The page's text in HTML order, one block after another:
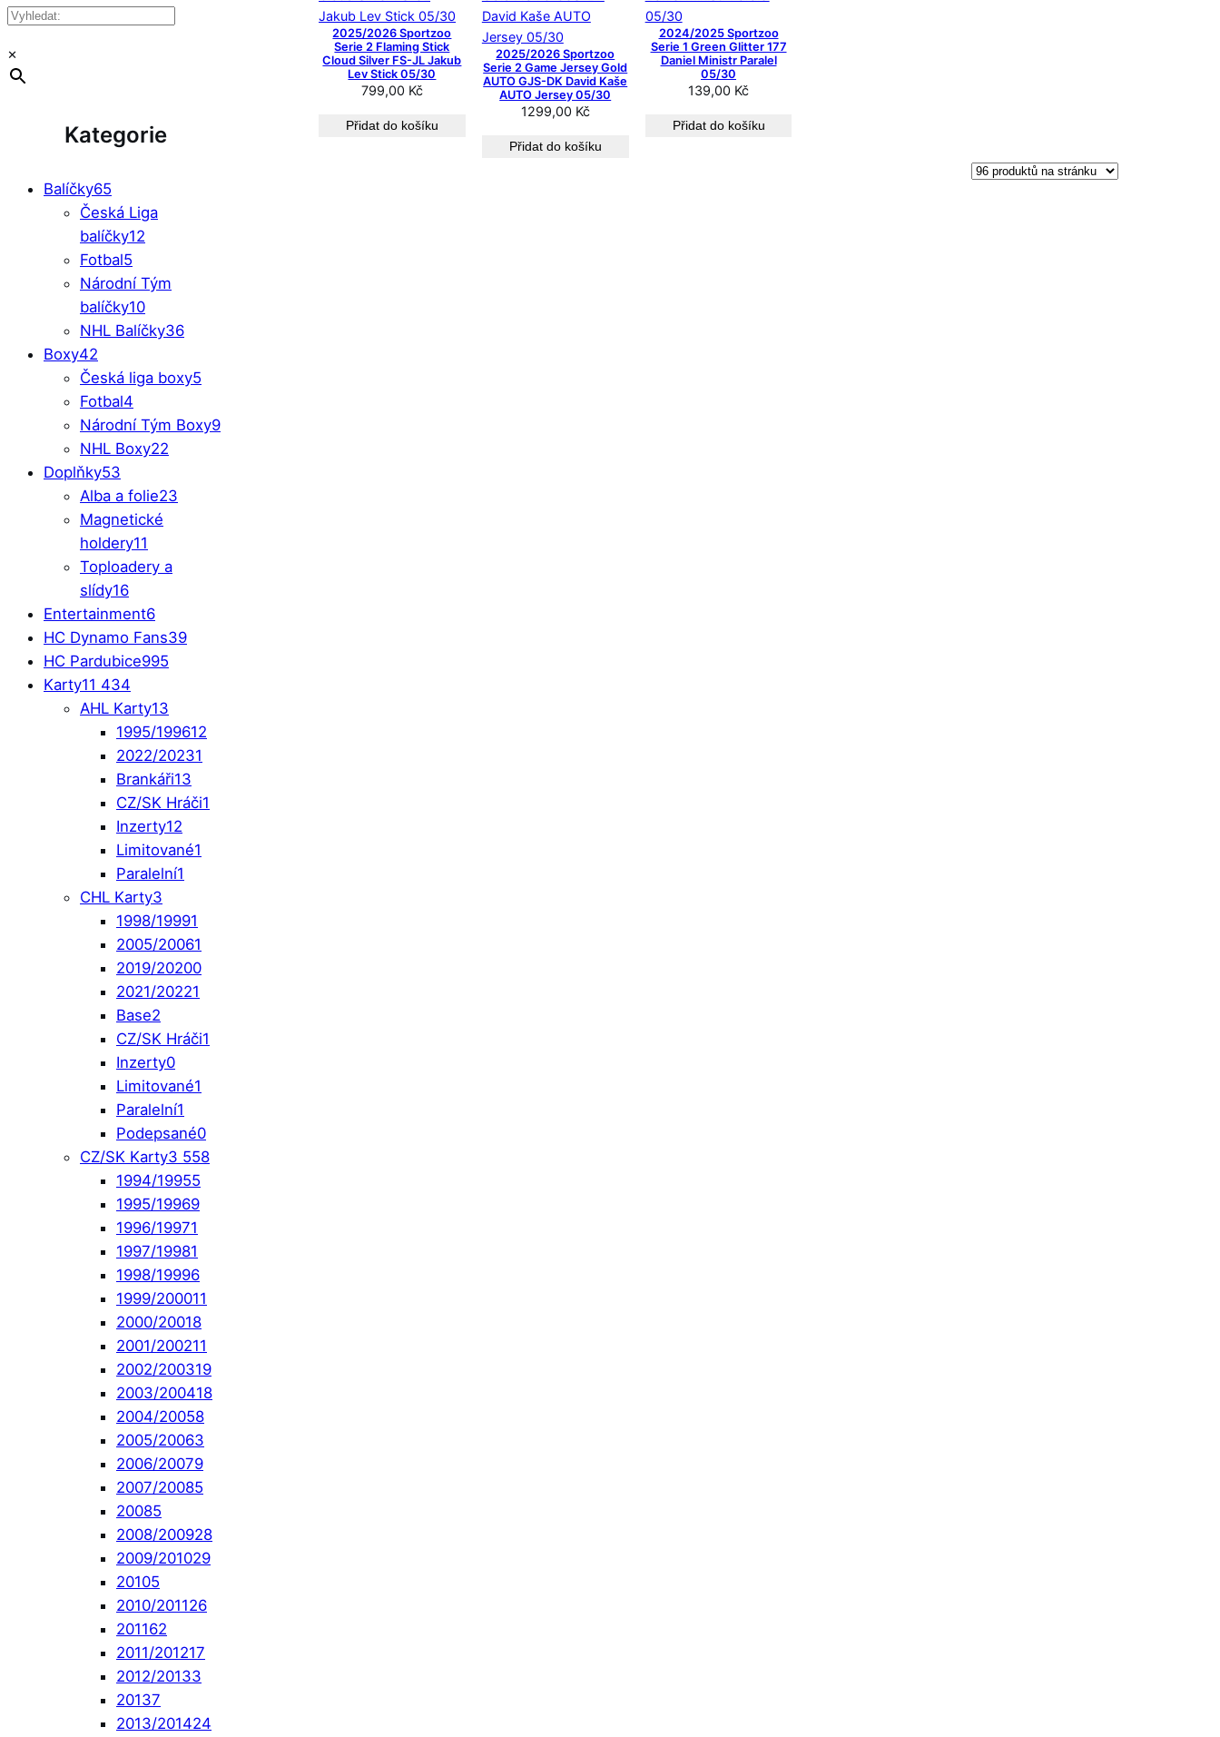
×
Kategorie
Balíčky65
Česká Liga
balíčky12
Fotbal5
Národní Tým
balíčky10
NHL Balíčky36
Boxy42
Česká liga boxy5
Fotbal4
Národní Tým Boxy9
NHL Boxy22
Doplňky53
Alba a folie23
Magnetické
holdery11
Toploadery a
slídy16
Entertainment6
HC Dynamo Fans39
HC Pardubice995
Karty11 434
AHL Karty13
1995/199612
2022/20231
Brankáři13
CZ/SK Hráči1
Inzerty12
Limitované1
Paralelní1
CHL Karty3
1998/19991
2005/20061
2019/20200
2021/20221
Base2
CZ/SK Hráči1
Inzerty0
Limitované1
Paralelní1
Podepsané0
CZ/SK Karty3 558
1994/19955
1995/19969
1996/19971
1997/19981
1998/19996
1999/200011
2000/20018
2001/200211
2002/200319
2003/200418
2004/20058
2005/20063
2006/20079
2007/20085
20085
2008/200928
2009/201029
20105
2010/201126
201162
2011/201217
2012/20133
20137
2013/201424
e
o
2025/2026 Sportzoo
Serie 2 Flaming Stick
Cloud Silver FS-JL Jakub
Lev Stick 05/30
799,00 Kč
Přidat do košíku
2025/2026 Sportzoo
Serie 2 Game Jersey Gold
AUTO GJS-DK David Kaše
AUTO Jersey 05/30
1299,00 Kč
Přidat do košíku
2024/2025 Sportzoo
Serie 1 Green Glitter 177
Daniel Ministr Paralel
05/30
139,00 Kč
Přidat do košíku